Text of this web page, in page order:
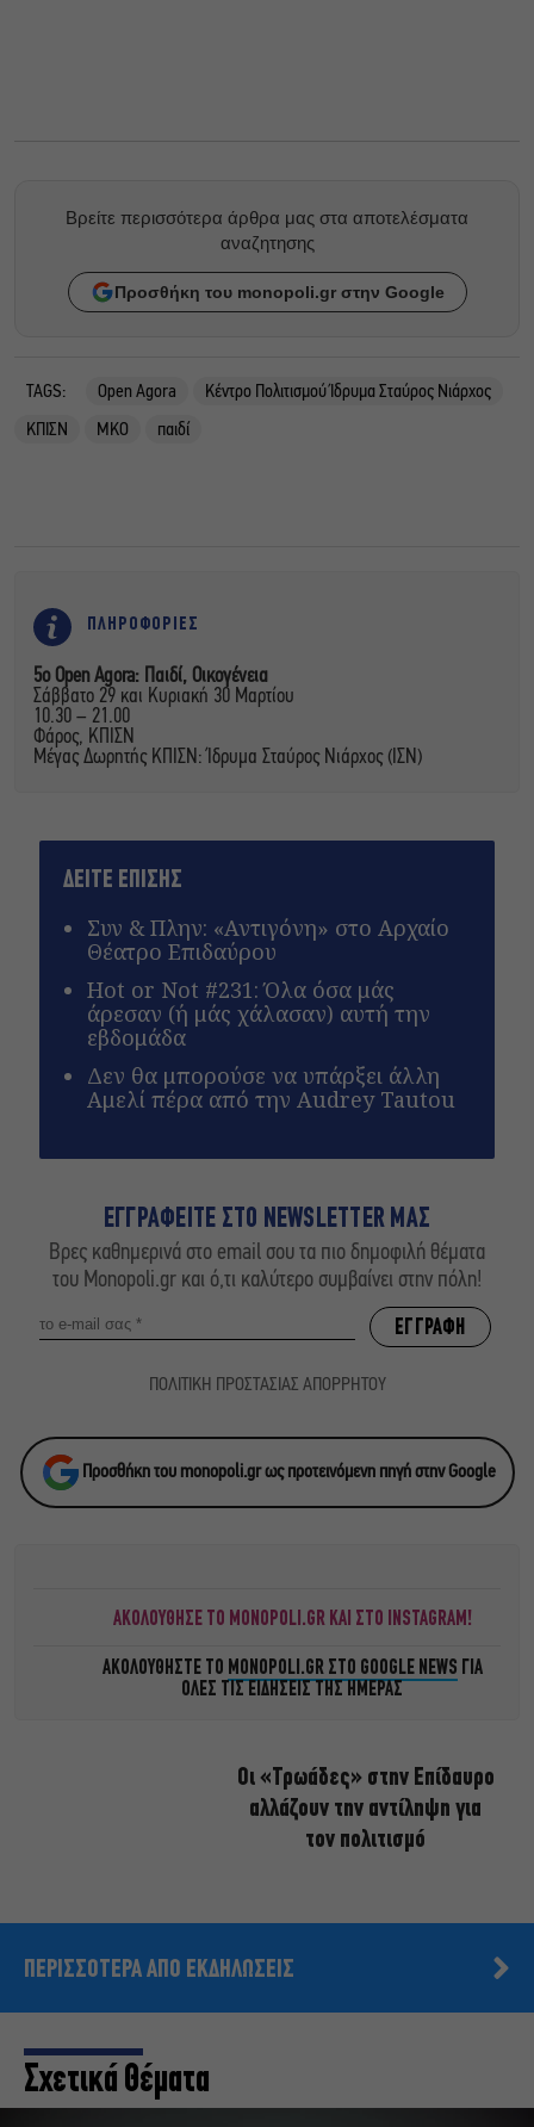
Βρείτε περισσότερα άρθρα μας στα αποτελέσματα
αναζητησης
Προσθήκη του monopoli.gr στην Google
TAGS: Open Agora
Κέντρο Πολιτισμού Ίδρυμα Σταύρος Νιάρχος
ΚΠΙΣΝ
ΜΚΟ παιδί
ΠΛΗΡΟΦΟΡΙΕΣ
5ο Open Agora: Παιδί, Οικογένεια
Σάββατο 29 και Κυριακή 30 Μαρτίου
10.30 – 21.00
Φάρος, ΚΠΙΣΝ
Μέγας Δωρητής ΚΠΙΣΝ: Ίδρυμα Σταύρος Νιάρχος (ΙΣΝ)
ΔΕΙΤΕ ΕΠΙΣΗΣ
Συν & Πλην: «Αντιγόνη» στο Αρχαίο
Θέατρο Επιδαύρου
Hot or Not #231: Όλα όσα μάς
άρεσαν (ή μάς χάλασαν) αυτή την
εβδομάδα
Δεν θα μπορούσε να υπάρξει άλλη
Αμελί πέρα από την Audrey Tautou
ΕΓΓΡΑΦΕΙΤΕ ΣΤΟ NEWSLETTER ΜΑΣ
Βρες καθημερινά στο email σου τα πιο δημοφιλή θέματα
του Monopoli.gr και ό,τι καλύτερο συμβαίνει στην πόλη!
ΠΟΛΙΤΙΚΗ ΠΡΟΣΤΑΣΙΑΣ ΑΠΟΡΡΗΤΟΥ
Προσθήκη του monopoli.gr ως προτεινόμενη πηγή στην Google
ΑΚΟΛΟΥΘΗΣΕ ΤΟ MONOPOLI.GR ΚΑΙ ΣΤΟ INSTAGRAM!
ΑΚΟΛΟΥΘΗΣΤΕ ΤΟ MONOPOLI.GR ΣΤΟ GOOGLE NEWS ΓΙΑ
ΟΛΕΣ ΤΙΣ ΕΙΔΗΣΕΙΣ ΤΗΣ ΗΜΕΡΑΣ
Οι «Τρωάδες» στην Επίδαυρο
αλλάζουν την αντίληψη για
τον πολιτισμό
ΠΕΡΙΣΣΟΤΕΡΑ ΑΠΟ ΕΚΔΗΛΩΣΕΙΣ
Σχετικά Θέματα